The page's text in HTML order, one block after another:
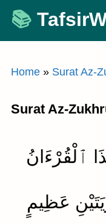
Skip
content
Home » Surat Az-
Surat Az-
ٱلْقُرْءَانُ
عَظِيمٍ